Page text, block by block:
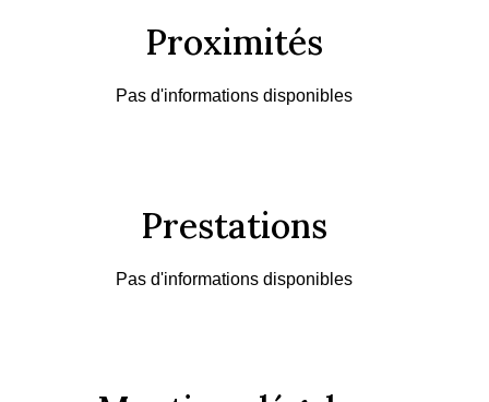
Proximités
Pas d'informations disponibles
Prestations
Pas d'informations disponibles